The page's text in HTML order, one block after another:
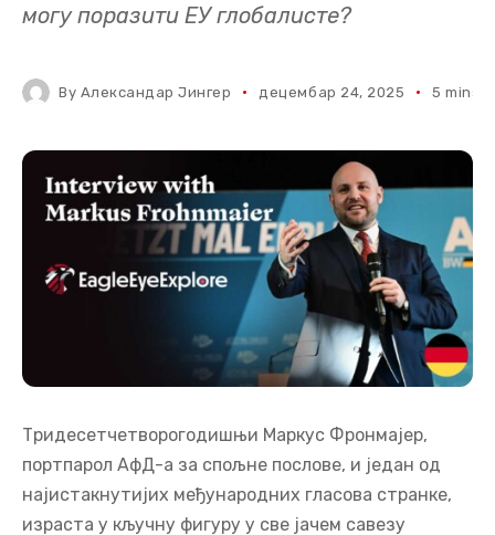
могу поразити ЕУ глобалисте?
By Александар Јингер децембар 24, 2025 5 mins
Тридесетчетворогодишњи Маркус Фронмајер,
портпарол АфД-а за спољне послове, и један од
најистакнутијих међународних гласова странке,
израста у кључну фигуру у све јачем савезу